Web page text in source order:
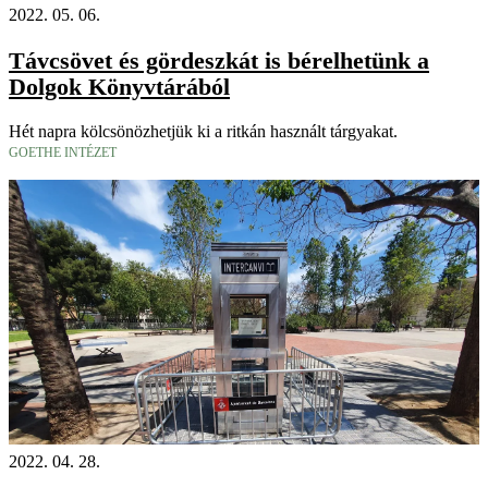
2022. 05. 06.
Távcsövet és gördeszkát is bérelhetünk a
Dolgok Könyvtárából
Hét napra kölcsönözhetjük ki a ritkán használt tárgyakat.
GOETHE INTÉZET
2022. 04. 28.